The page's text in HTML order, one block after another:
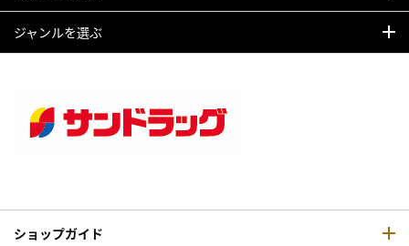
ジャンルを選ぶ
ショップガイド